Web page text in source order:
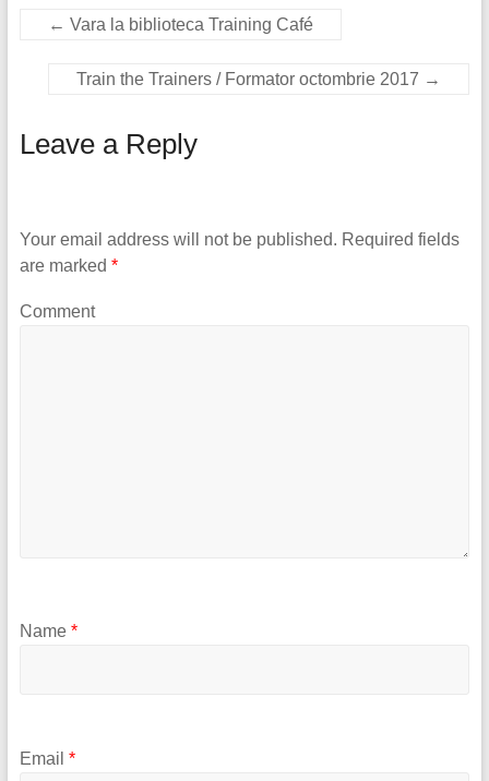
← Vara la biblioteca Training Café
Train the Trainers / Formator octombrie 2017 →
Leave a Reply
Your email address will not be published. Required fields
are marked *
Comment
Name *
Email *